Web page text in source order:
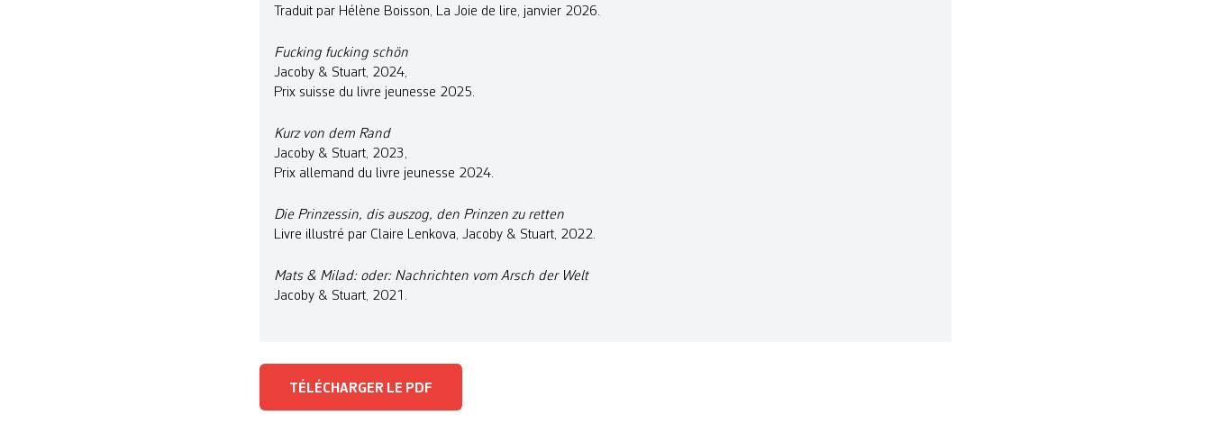
Traduit par Hélène Boisson, La Joie de lire, janvier 2026.
Fucking fucking schön
Jacoby & Stuart, 2024,
Prix suisse du livre jeunesse 2025.
Kurz von dem Rand
Jacoby & Stuart, 2023,
Prix allemand du livre jeunesse 2024.
Die Prinzessin, dis auszog, den Prinzen zu retten
Livre illustré par Claire Lenkova, Jacoby & Stuart, 2022.
Mats & Milad: oder: Nachrichten vom Arsch der Welt
Jacoby & Stuart, 2021.
TÉLÉCHARGER LE PDF